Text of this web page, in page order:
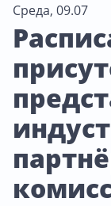
Среда, 09.07